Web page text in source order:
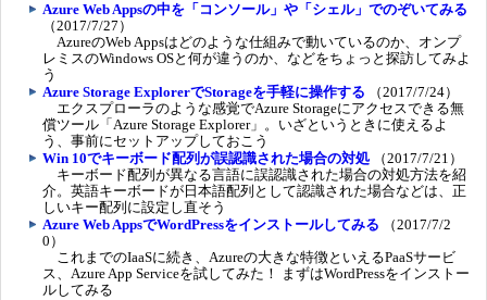
Azure Web Appsの中を「コンソール」や「シェル」でのぞいてみる
（2017/7/27）
AzureのWeb Appsはどのような仕組みで動いているのか、オンプ
レミスのWindows OSと何が違うのか、などをちょっと探訪してみよ
う
Azure Storage ExplorerでStorageを手軽に操作する （2017/7/24）
エクスプローラのような感覚でAzure Storageにアクセスできる無
償ツール「Azure Storage Explorer」。いざというときに使えるよ
う、事前にセットアップしておこう
Win 10でキーボード配列が誤認識された場合の対処 （2017/7/21）
キーボード配列が異なる言語に誤認識された場合の対処方法を紹
介。英語キーボードが日本語配列として認識された場合などは、正
しいキー配列に設定し直そう
Azure Web AppsでWordPressをインストールしてみる （2017/7/2
0）
これまでのIaaSに続き、Azureの大きな特徴といえるPaaSサービ
ス、Azure App Serviceを試してみた！ まずはWordPressをインストー
ルしてみる